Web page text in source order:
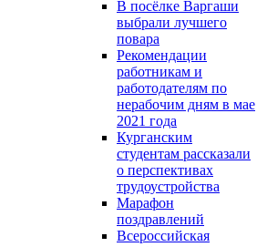
В посёлке Варгаши
выбрали лучшего
повара
Рекомендации
работникам и
работодателям по
нерабочим дням в мае
2021 года
Курганским
студентам рассказали
о перспективах
трудоустройства
Марафон
поздравлений
Всероссийская